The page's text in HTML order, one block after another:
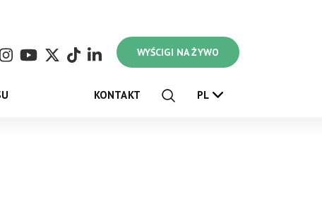
WYŚCIGI NA ŻYWO
KONTAKT PL